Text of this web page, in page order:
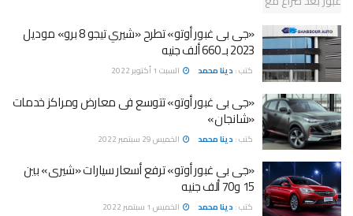
«جى بى غبور أوتو» تطرح «شيري تيجو 8 برو» موديل
2023 بـ 660 ألف جنيه
كتب : دينا محمد السبت 1 أكتوبر 2022
«جى بى غبور أوتو» تتوسع فى معارض ومراكز خدمات
«شانجان»
كتب : دينا محمد الخميس 29 سبتمبر 2022
«جى بى غبور أوتو» ترفع أسعار سيارات «شيرى» بين
15 و70 ألف جنيه
كتب : دينا محمد الخميس 1 سبتمبر 2022